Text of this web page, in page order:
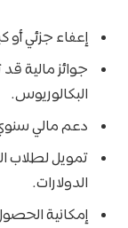
إعفاء جزئي أو
البكالوريوس.
دعم مالي
تمويل لطلاب
الدولارات.
إمكانية